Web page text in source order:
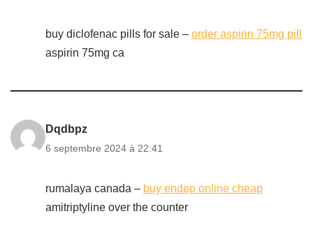
buy diclofenac pills for sale – order aspirin 75mg pill
aspirin 75mg ca
Dqdbpz
6 septembre 2024 à 22:41
rumalaya canada – buy endep online cheap
amitriptyline over the counter